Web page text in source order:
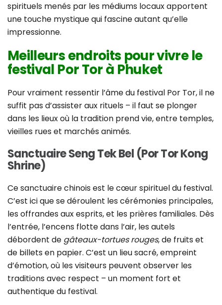
spirituels menés par les médiums locaux apportent
une touche mystique qui fascine autant qu’elle
impressionne.
Meilleurs endroits pour vivre le
festival Por Tor à Phuket
Pour vraiment ressentir l’âme du festival Por Tor, il ne
suffit pas d’assister aux rituels – il faut se plonger
dans les lieux où la tradition prend vie, entre temples,
vieilles rues et marchés animés.
Sanctuaire Seng Tek Bel (Por Tor Kong
Shrine)
Ce sanctuaire chinois est le cœur spirituel du festival.
C’est ici que se déroulent les cérémonies principales,
les offrandes aux esprits, et les prières familiales. Dès
l’entrée, l’encens flotte dans l’air, les autels
débordent de gâteaux-tortues rouges, de fruits et
de billets en papier. C’est un lieu sacré, empreint
d’émotion, où les visiteurs peuvent observer les
traditions avec respect – un moment fort et
authentique du festival.